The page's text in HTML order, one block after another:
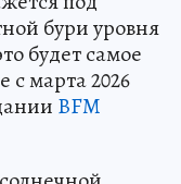
бури уровня
будет самое
марта 2026
BFM